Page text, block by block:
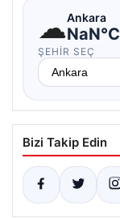
☁Ankara
NaN°C
ŞEHIR SEÇ
Bizi Takip Edin